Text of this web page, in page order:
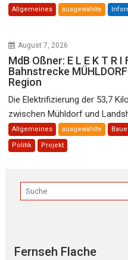
Allgemeines ausgewählte
August 7, 2026
MdB Oßner: E L E K T R I
Bahnstrecke
Region
Die Elektrifizierung der 53,7
zwischen Mühldorf und
Allgemeines ausgewählte
Politik Projekt
Fernseh Flache